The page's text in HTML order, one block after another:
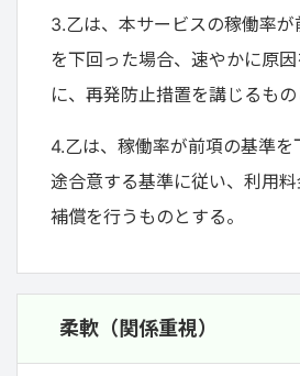
3.乙は、本サービスの稼働率
を下回った場合、速やかに原
に、再発防止措置を講じるもの
4.乙は、稼働率が前項の基準を
途合意する基準に従い、利用
補償を行うものとする。
柔軟（関係重視）